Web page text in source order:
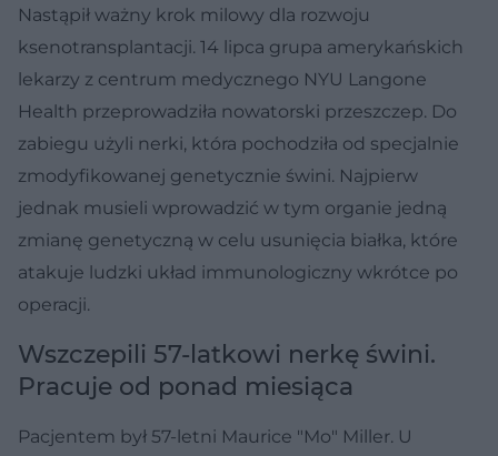
Nastąpił ważny krok milowy dla rozwoju
ksenotransplantacji. 14 lipca grupa amerykańskich
lekarzy z centrum medycznego NYU Langone
Health przeprowadziła nowatorski przeszczep. Do
zabiegu użyli nerki, która pochodziła od specjalnie
zmodyfikowanej genetycznie świni. Najpierw
jednak musieli wprowadzić w tym organie jedną
zmianę genetyczną w celu usunięcia białka, które
atakuje ludzki układ immunologiczny wkrótce po
operacji.
Wszczepili 57-latkowi nerkę świni.
Pracuje od ponad miesiąca
Pacjentem był 57-letni Maurice "Mo" Miller. U